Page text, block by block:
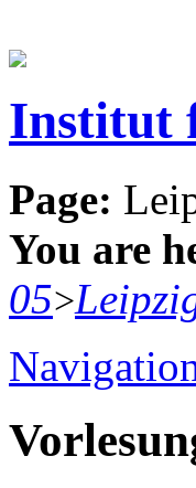
Institut
Page:
You are
05>